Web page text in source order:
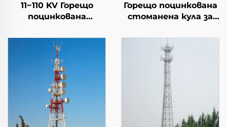
11~110 KV Горещо
поцинкована
предаване на
електрическа
енергия Кула за
разпределение на
електроенергия
Горещо поцинкована
стоманена кула за
електроенергия